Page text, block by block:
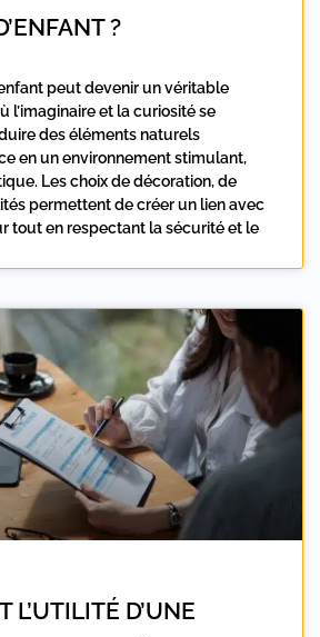
?
peut devenir un véritable
l’imaginaire et la curiosité se
des éléments naturels
en un environnement stimulant,
Les choix de décoration, de
permettent de créer un lien avec
tout en respectant la sécurité et le
L’UTILITÉ D’UNE